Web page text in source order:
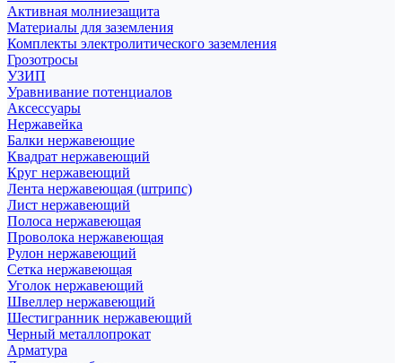
Активная молниезащита
Материалы для заземления
Комплекты электролитического заземления
Грозотросы
УЗИП
Уравнивание потенциалов
Аксессуары
Нержавейка
Балки нержавеющие
Квадрат нержавеющий
Круг нержавеющий
Лента нержавеющая (штрипс)
Лист нержавеющий
Полоса нержавеющая
Проволока нержавеющая
Рулон нержавеющий
Сетка нержавеющая
Уголок нержавеющий
Швеллер нержавеющий
Шестигранник нержавеющий
Черный металлопрокат
Арматура